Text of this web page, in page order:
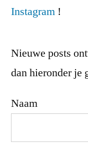
Instagram !
Nieuwe posts
dan hieronder je
Naam